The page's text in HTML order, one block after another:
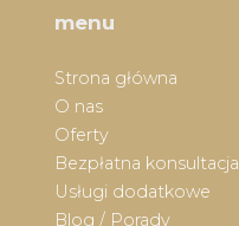
menu
Strona główna
O nas
Oferty
Bezpłatna konsultacja
Usługi dodatkowe
Blog / Porady